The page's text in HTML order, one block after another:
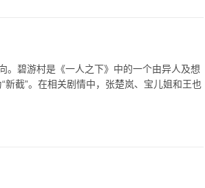
。碧游村是《一人之下》中的一个由异人及想
截”。在相关剧情中，张楚岚、宝儿姐和王也